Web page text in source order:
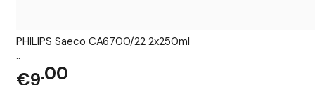
PHILIPS Saeco CA6700/22 2x250ml
..
€9 00